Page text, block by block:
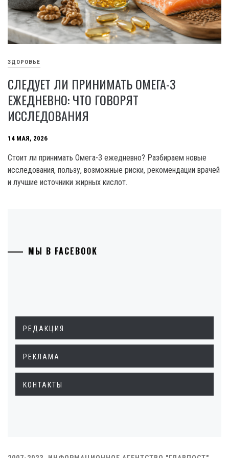
ЗДОРОВЬЕ
СЛЕДУЕТ ЛИ ПРИНИМАТЬ ОМЕГА-3
ЕЖЕДНЕВНО: ЧТО ГОВОРЯТ
ИССЛЕДОВАНИЯ
14 МАЯ, 2026
Стоит ли принимать Омега-3 ежедневно? Разбираем новые
исследования, пользу, возможные риски, рекомендации врачей
и лучшие источники жирных кислот.
МЫ В FACEBOOK
РЕДАКЦИЯ
РЕКЛАМА
КОНТАКТЫ